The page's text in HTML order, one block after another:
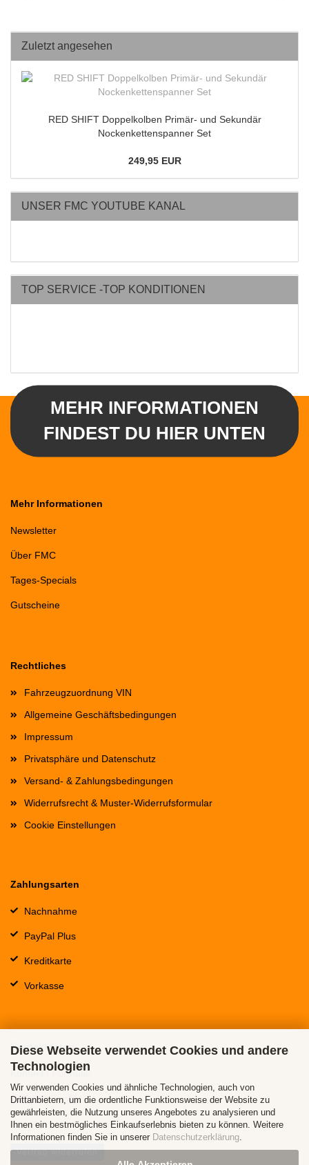
Diese Webseite verwendet Cookies und andere
Technologien
Wir verwenden Cookies und ähnliche Technologien, auch von
Drittanbietern, um die ordentliche Funktionsweise der Website zu
gewährleisten, die Nutzung unseres Angebotes zu analysieren und
Ihnen ein bestmögliches Einkaufserlebnis bieten zu können. Weitere
Informationen finden Sie in unserer Datenschutzerklärung.
Zuletzt angesehen
RED SHIFT Doppelkolben Primär- und Sekundär
Nockenkettenspanner Set
249,95 EUR
UNSER FMC YOUTUBE KANAL
TOP SERVICE -TOP KONDITIONEN
MEHR INFORMATIONEN
FINDEST DU HIER UNTEN
Mehr Informationen
Newsletter
Über FMC
Tages-Specials
Gutscheine
Rechtliches
Fahrzeugzuordnung VIN
Allgemeine Geschäftsbedingungen
Impressum
Privatsphäre und Datenschutz
Versand- & Zahlungsbedingungen
Widerrufsrecht & Muster-Widerrufsformular
Cookie Einstellungen
Zahlungsarten
Nachnahme
PayPal Plus
Kreditkarte
Vorkasse
Kontaktdaten
Kontakt / Formular
Callback Service
Vertrag widerrufen